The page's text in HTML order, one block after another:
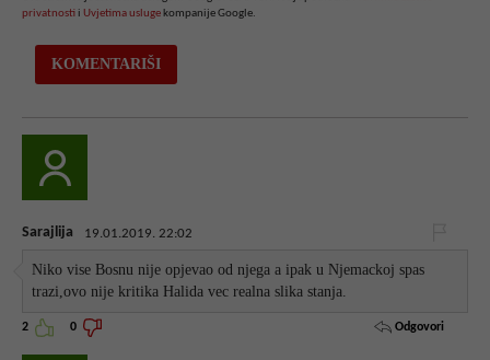
privatnosti i Uvjetima usluge kompanije Google.
Sarajlija 19.01.2019. 22:02
Niko vise Bosnu nije opjevao od njega a ipak u Njemackoj spas
trazi,ovo nije kritika Halida vec realna slika stanja.
2 0 Odgovori